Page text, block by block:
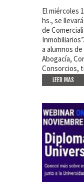
El miércoles
hs., se
de
a alumnos
Abogacía,
Consorcios,
LEER MAS